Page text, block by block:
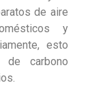
de aire
y
esto
carbono